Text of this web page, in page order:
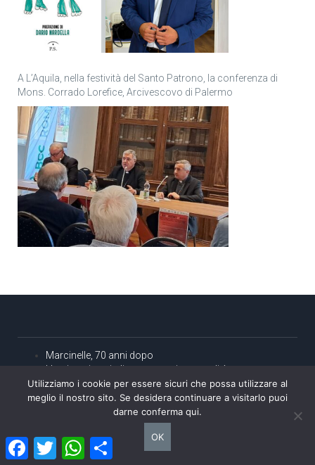
A L’Aquila, nella festività del Santo Patrono, la conferenza di
Mons. Corrado Lorefice, Arcivescovo di Palermo
Marcinelle, 70 anni dopo
L’emigrazione italiana tra storia e attualità
“La Villa dei Marchesi Paulucci di Calboli, Residenza
d’Italia a Berna”, il nuovo libro dell’Ambasciatore Gaetano
Esce “Deciding the Landscape. A Case Study from
Florence” di Marco Mariani, il libro sul “Cubo nero”
Perché la ricerca del “Bene comune” è essenziale per la
FacebookTwitter WhatsAppCondividi
Utilizziamo i cookie per essere sicuri che possa utilizzare al
meglio il nostro sito. Se desidera continuare a visitarlo puoi
darne conferma qui.
OK